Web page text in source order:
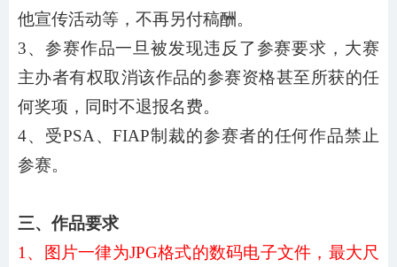
他宣传活动等，不再另付稿酬。
3、参赛作品一旦被发现违反了参赛要求，大赛
主办者有权取消该作品的参赛资格甚至所获的任
何奖项，同时不退报名费。
4、受PSA、FIAP制裁的参赛者的任何作品禁止
参赛。
三、作品要求
1、图片一律为JPG格式的数码电子文件，最大尺